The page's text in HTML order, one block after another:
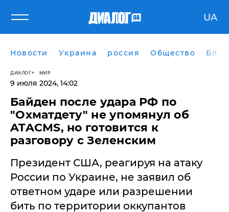
UA
Новости Украина россия Общество
ДИАЛОГ МИР
9 июля 2024, 14:02
Байден после удара РФ по
"Охматдету" не упомянул об
ATACMS, но готовится к
разговору с Зеленским
Президент США, реагируя на атаку
России по Украине, не заявил об
ответном ударе или разрешении
бить по территории оккупантов